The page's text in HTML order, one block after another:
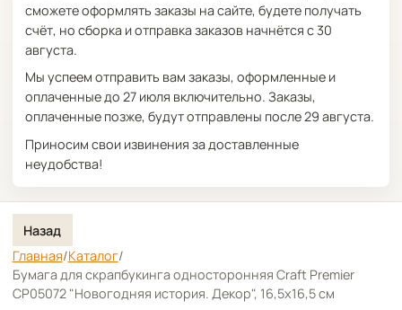
сможете оформлять заказы на сайте, будете получать
счёт, но сборка и отправка заказов начнётся с 30
августа.
Мы успеем отправить вам заказы, оформленные и
оплаченные до 27 июля включительно. Заказы,
оплаченные позже, будут отправлены после 29 августа.
Приносим свои извинения за доставленные
неудобства!
Назад
Главная/Каталог/
Бумага для скрапбукинга односторонняя Craft Premier
CP05072 "Новогодняя история. Декор", 16,5х16,5 см